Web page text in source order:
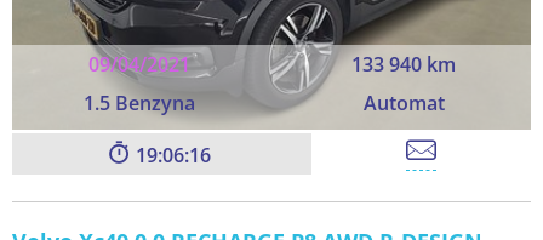
09/04/2021
133 940 km
1.5 Benzyna
Automat
19:06:16